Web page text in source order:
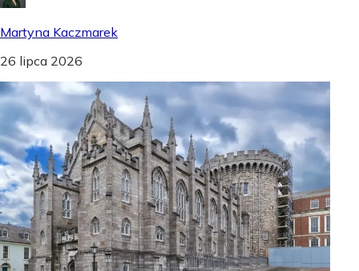
Martyna Kaczmarek
26 lipca 2026